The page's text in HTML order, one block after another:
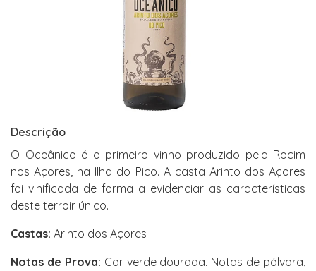
Descrição
O Oceânico é o primeiro vinho produzido pela Rocim
nos Açores, na Ilha do Pico. A casta Arinto dos Açores
foi vinificada de forma a evidenciar as características
deste terroir único.
Castas: Arinto dos Açores
Notas de Prova: Cor verde dourada. Notas de pólvora,